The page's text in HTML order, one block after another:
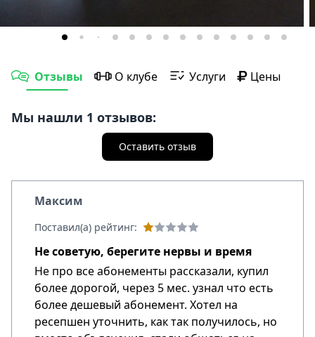
Отзывы О клубе Услуги Цены
Мы нашли 1 отзывов:
Оставить отзыв
Максим
Поставил(а) рейтинг:
Не советую, берегите нервы и время
Не про все абонементы рассказали, купил
более дорогой, через 5 мес. узнал что есть
более дешевый абонемент. Хотел на
ресепшен уточнить, как так получилось, но